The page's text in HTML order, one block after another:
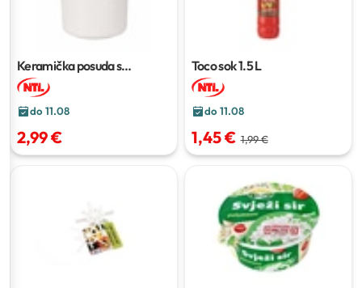
Keramička posuda s
poklopcem
do 11.08
2,99 €
Toco sok1.5 L
do 11.08
1,45 € 1,99 €